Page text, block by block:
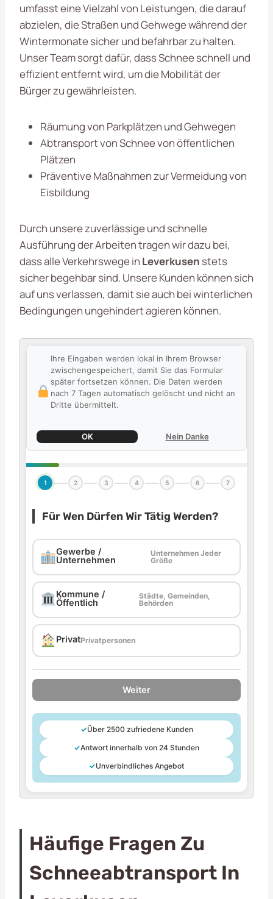
umfasst eine Vielzahl von Leistungen, die darauf
abzielen, die Straßen und Gehwege während der
Wintermonate sicher und befahrbar zu halten.
Unser Team sorgt dafür, dass Schnee schnell und
effizient entfernt wird, um die Mobilität der
Bürger zu gewährleisten.
Räumung von Parkplätzen und Gehwegen
Abtransport von Schnee von öffentlichen
Plätzen
Präventive Maßnahmen zur Vermeidung von
Eisbildung
Durch unsere zuverlässige und schnelle
Ausführung der Arbeiten tragen wir dazu bei,
dass alle Verkehrswege in Leverkusen stets
sicher begehbar sind. Unsere Kunden können sich
auf uns verlassen, damit sie auch bei winterlichen
Bedingungen ungehindert agieren können.
Ihre Eingaben werden lokal in Ihrem Browser
zwischengespeichert, damit Sie das Formular
später fortsetzen können. Die Daten werden
nach 7 Tagen automatisch gelöscht und nicht an
Dritte übermittelt.
OK Nein Danke
1 2 3 4 5 6 7
Für Wen Dürfen Wir Tätig Werden?
Gewerbe /
Unternehmen
Unternehmen Jeder
Größe
Kommune /
Öffentlich
Städte, Gemeinden,
Behörden
PrivatPrivatpersonen
Weiter
✓Über 2500 zufriedene Kunden
✓Antwort innerhalb von 24 Stunden
✓Unverbindliches Angebot
Häufige Fragen Zu
Schneeabtransport In